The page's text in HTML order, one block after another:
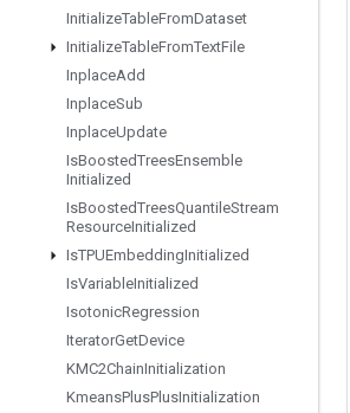
InitializeTableFromDataset
InitializeTableFromTextFile
InplaceAdd
InplaceSub
InplaceUpdate
IsBoostedTreesEnsemble
Initialized
IsBoostedTreesQuantileStream
ResourceInitialized
IsTPUEmbeddingInitialized
IsVariableInitialized
IsotonicRegression
IteratorGetDevice
KMC2ChainInitialization
KmeansPlusPlusInitialization